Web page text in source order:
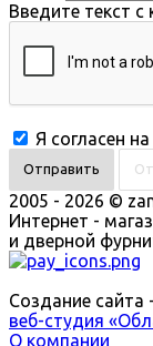
Введите текст с
Я согласен на
2005 - 2026 ©
Интернет -
и дверной
Создание сайта -
веб-студия
О компании